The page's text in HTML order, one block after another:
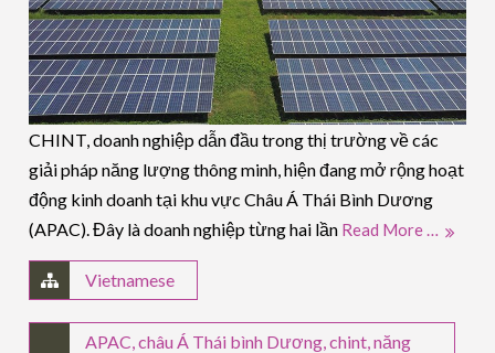
CHINT, doanh nghiệp dẫn đầu trong thị trường về các
giải pháp năng lượng thông minh, hiện đang mở rộng hoạt
động kinh doanh tại khu vực Châu Á Thái Bình Dương
(APAC). Đây là doanh nghiệp từng hai lần Read More …
Vietnamese
APAC ,châu Á Thái bình Dương ,chint ,năng